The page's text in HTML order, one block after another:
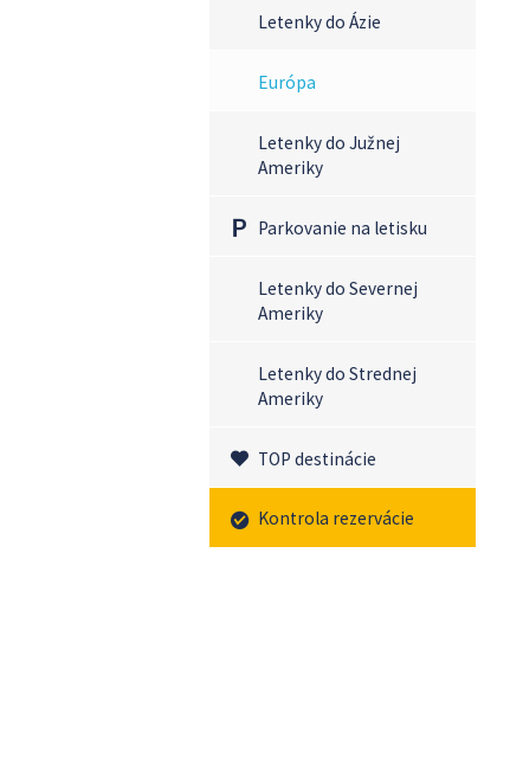
Letenky do Ázie
Európa
Letenky do Južnej
Ameriky
Parkovanie na letisku
Letenky do Severnej
Ameriky
Letenky do Strednej
Ameriky
TOP destinácie
Kontrola rezervácie